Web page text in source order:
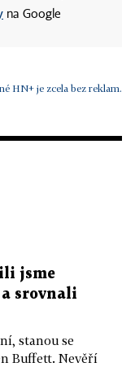
na Google
HN+ je zcela bez reklam.
jsme
srovnali
stanou se
Buffett. Nevěří